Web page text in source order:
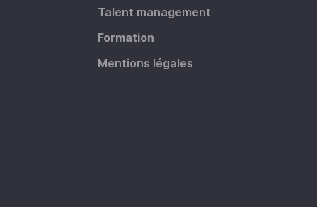
Talent management
Formation
Mentions légales